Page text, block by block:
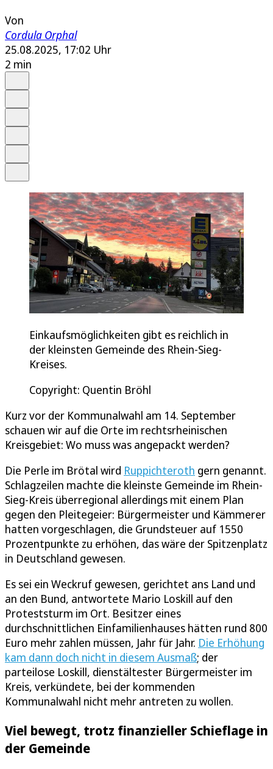
Von
Cordula Orphal
25.08.2025, 17:02 Uhr
2 min
Einkaufsmöglichkeiten gibt es reichlich in
der kleinsten Gemeinde des Rhein-Sieg-
Kreises.
Copyright: Quentin Bröhl
Kurz vor der Kommunalwahl am 14. September
schauen wir auf die Orte im rechtsrheinischen
Kreisgebiet: Wo muss was angepackt werden?
Die Perle im Brötal wird Ruppichteroth gern genannt.
Schlagzeilen machte die kleinste Gemeinde im Rhein-
Sieg-Kreis überregional allerdings mit einem Plan
gegen den Pleitegeier: Bürgermeister und Kämmerer
hatten vorgeschlagen, die Grundsteuer auf 1550
Prozentpunkte zu erhöhen, das wäre der Spitzenplatz
in Deutschland gewesen.
Es sei ein Weckruf gewesen, gerichtet ans Land und
an den Bund, antwortete Mario Loskill auf den
Proteststurm im Ort. Besitzer eines
durchschnittlichen Einfamilienhauses hätten rund 800
Euro mehr zahlen müssen, Jahr für Jahr. Die Erhöhung
kam dann doch nicht in diesem Ausmaß; der
parteilose Loskill, dienstältester Bürgermeister im
Kreis, verkündete, bei der kommenden
Kommunalwahl nicht mehr antreten zu wollen.
Viel bewegt, trotz finanzieller Schieflage in
der Gemeinde